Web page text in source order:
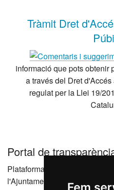
Tràmit Dret
informació que pots obtenir
a través del Dret
regulat per la Llei 19/
Portal de
Plataforma que agrupa els
l'Ajuntament de Reus i les